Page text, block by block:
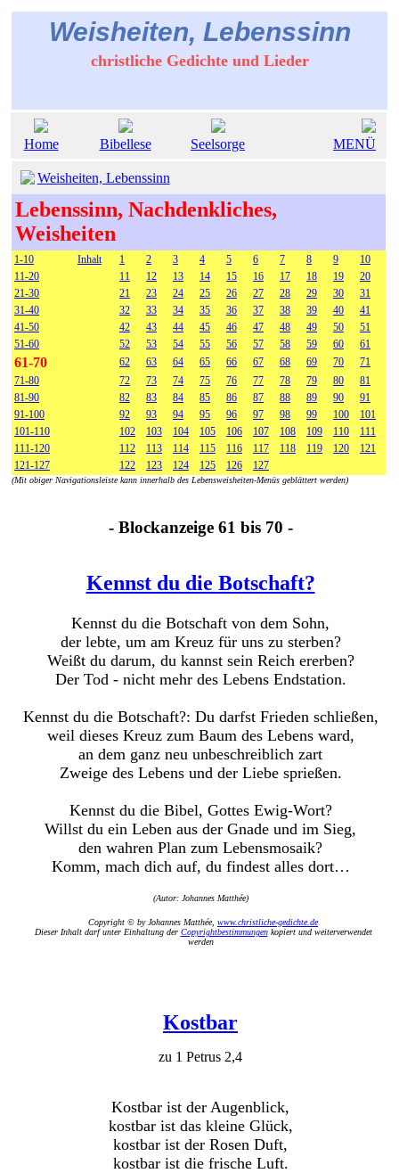
Weisheiten, Lebenssinn
christliche Gedichte und Lieder
Home Bibellese Seelsorge MENÜ
Weisheiten, Lebenssinn
Lebenssinn, Nachdenkliches,
Weisheiten
1-10 Inhalt 1 2 3 4 5 6 7 8 9
10
11-20
11 12 13 14 15 16 17 18 19
20
21-30
21 23 24 25 26 27 28 29 30
31
31-40
32 33 34 35 36 37 38 39 40
41
41-50
42 43 44 45 46 47 48 49 50
51
51-60
52 53 54 55 56 57 58 59 60 61
61-70 62 63 64 65 66 67 68 69 70
71
71-80
72 73 74 75 76 77 78 79 80
81
81-90
82 83 84 85 86 87 88 89 90
91
91-100
92 93 94 95 96 97 98 99 100
101
101-110
102 103 104 105 106 107 108 109 110
111
111-120
112 113 114 115 116 117 118 119 120
121
121-127
122 123 124 125 126 127
(Mit obiger Navigationsleiste kann innerhalb des Lebensweisheiten-Menüs geblättert werden)
- Blockanzeige 61 bis 70 -
Kennst du die Botschaft?
Kennst du die Botschaft von dem Sohn,
der lebte, um am Kreuz für uns zu sterben?
Weißt du darum, du kannst sein Reich ererben?
Der Tod - nicht mehr des Lebens Endstation.
Kennst du die Botschaft?: Du darfst Frieden schließen,
weil dieses Kreuz zum Baum des Lebens ward,
an dem ganz neu unbeschreiblich zart
Zweige des Lebens und der Liebe sprießen.
Kennst du die Bibel, Gottes Ewig-Wort?
Willst du ein Leben aus der Gnade und im Sieg,
den wahren Plan zum Lebensmosaik?
Komm, mach dich auf, du findest alles dort…
(Autor: Johannes Matthée)
Copyright © by Johannes Matthée, www.christliche-gedichte.de
Dieser Inhalt darf unter Einhaltung der Copyrightbestimmungenkopiert und weiterverwendet
werden
Kostbar
zu 1 Petrus 2,4
Kostbar ist der Augenblick,
kostbar ist das kleine Glück,
kostbar ist der Rosen Duft,
kostbar ist die frische Luft.